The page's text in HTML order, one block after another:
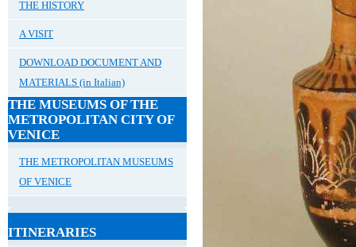
THE HISTORY
A VISIT
DOWNLOAD DOCUMENT AND
MATERIALS (in Italian)
THE MUSEUMS OF THE
METROPOLITAN CITY OF
VENICE
THE METROPOLITAN MUSEUMS
OF VENICE
ITINERARIES